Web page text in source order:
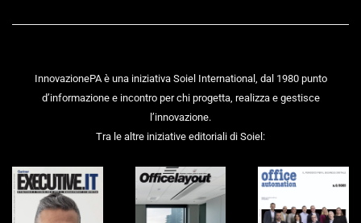
InnovazionePA è una iniziativa Soiel International, dal 1980 punto
d’informazione e incontro per chi progetta, realizza e gestisce
l’innovazione.
Tra le altre iniziative editoriali di Soiel: